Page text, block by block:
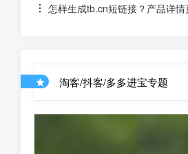
怎样生成tb.cn短链接？产品详
淘客/抖客/多多进宝专题